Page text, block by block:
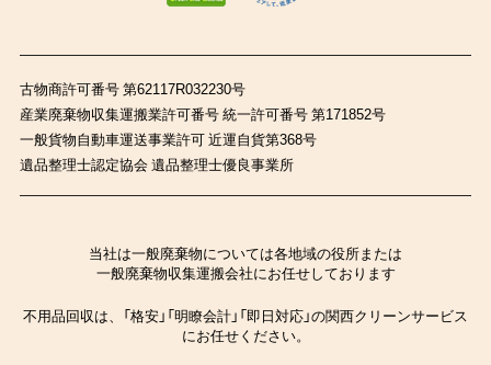
古物商許可番号 第62117R032230号
産業廃棄物収集運搬業許可番号 統一許可番号 第171852号
一般貨物自動車運送事業許可 近運自貨第368号
遺品整理士認定協会 遺品整理士優良事業所
当社は一般廃棄物については各地域の役所または
一般廃棄物収集運搬会社にお任せしております
不用品回収は、「格安」「明瞭会計」「即日対応」の関西クリーンサービス
にお任せください。